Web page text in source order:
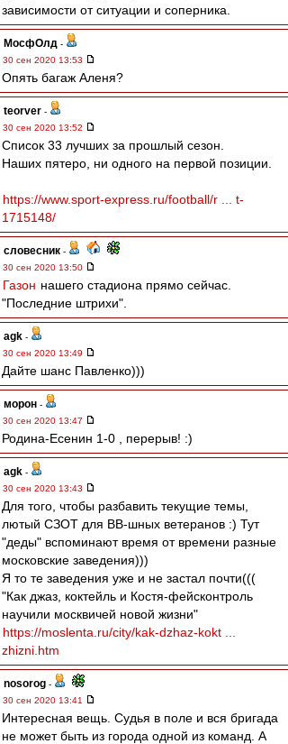
зависимости от ситуации и соперника.
МосфОлд -
30 сен 2020 13:53
Опять багаж Аленя?
teorver -
30 сен 2020 13:52
Список 33 лучших за прошлый сезон.
Наших пятеро, ни одного на первой позиции.
https://www.sport-express.ru/football/r ... t-
1715148/
словесник -
30 сен 2020 13:50
Газон нашего стадиона прямо сейчас.
"Последние штрихи".
agk -
30 сен 2020 13:49
Дайте шанс Павленко)))
морон -
30 сен 2020 13:47
Родина-Есенин 1-0 , перерыв! :)
agk -
30 сен 2020 13:43
Для того, чтобы разбавить текущие темы,
лютый СЗОТ для ВВ-шных ветеранов :) Тут
"деды" вспоминают время от времени разные
московские заведения)))
Я то те заведения уже и не застал почти(((
"Как джаз, коктейль и Костя-фейсконтроль
научили москвичей новой жизни"
https://moslenta.ru/city/kak-dzhaz-kokt ...
zhizni.htm
nosorog -
30 сен 2020 13:41
Интересная вещь. Судья в поле и вся бригада
не может быть из города одной из команд. А